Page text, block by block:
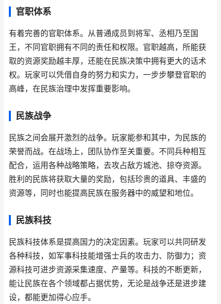
官职体系
有着完善的官职体系。从普通成员到将军、丞相乃至国
王，不同官职拥有不同的责任和权限。官职越高，所能获
取的资源奖励越丰厚，还能在民族决策中拥有更大的话术
权。玩家可以凭借自身的努力和实力，一步步攀登官职的
高峰，在民族治理中发挥重要影响。
民族战争
民族之间会展开激烈的战争。玩家能参和其中，为民族的
荣誉而战。在战场上，团队协作至关重要。不同兵种相互
配合，运用各种战略策略，去攻占敌方城池、掠夺资源。
胜利的民族将获取大量的奖励，包括珍贵的道具、丰盛的
资源等，同时也能提高民族在服务器中的威望和地位。
民族科技
民族科技体系是提高国力的决定因素。玩家可以共同研发
各种科技，如军事科技能增强士兵的攻击力、防御力；资
源科技可进步资源采集速度、产量等。科技的不断更新，
能让民族在各个领域都占据优势，无论是战争还是进步建
设，都能更加得心应手。